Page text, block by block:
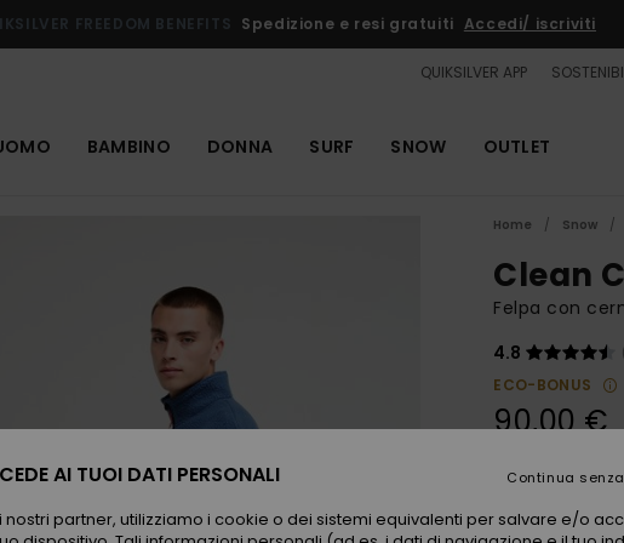
FREEDOM BENEFITS Spedizione e resi gratuiti Accedi/ iscriviti
QUIKSILVER APP
BAMBINO DONNA SURF SNOW OUTLET
Home Snow
Clean
Felpa con
4.8
ECO-BONUS
90,00 €
AI TUOI DATI PERSONALI
partner, utilizziamo i cookie o dei sistemi equivalenti per salvare e/o
Continua